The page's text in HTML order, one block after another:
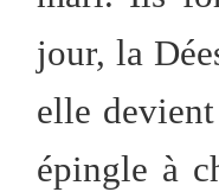
jour, la
elle
épingle à